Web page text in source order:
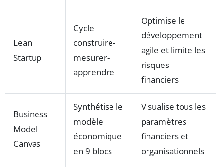
Lean
Startup
Cycle
construire-
mesurer-
apprendre
Optimise le
développement
agile et limite les
risques
financiers
Business
Model
Canvas
Synthétise le
modèle
économique
en 9 blocs
Visualise tous les
paramètres
financiers et
organisationnels